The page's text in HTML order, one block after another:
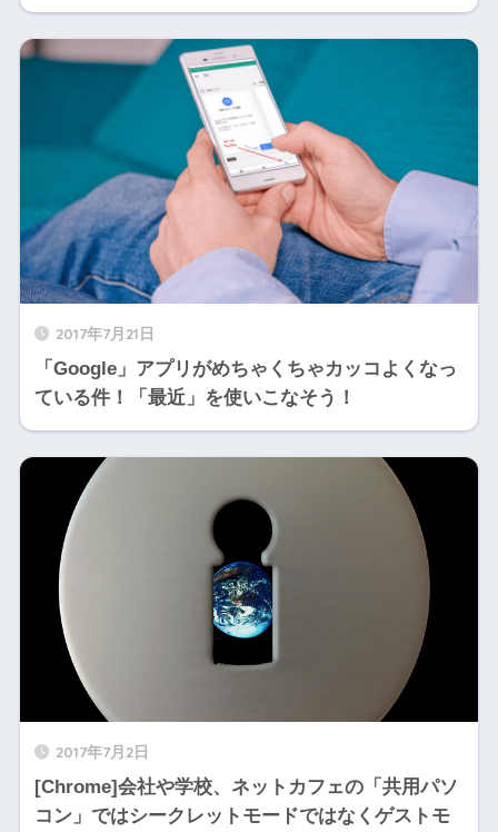
2017年7月21日
「Google」アプリがめちゃくちゃカッコよくなっ
ている件！「最近」を使いこなそう！
2017年7月2日
[Chrome]会社や学校、ネットカフェの「共用パソ
コン」ではシークレットモードではなくゲストモ